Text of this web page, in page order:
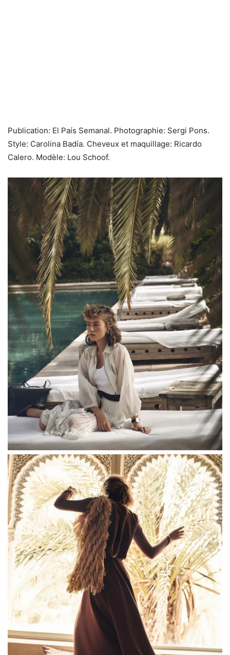
Publication: El País Semanal. Photographie: Sergi Pons.
Style: Carolina Badía. Cheveux et maquillage: Ricardo
Calero. Modèle: Lou Schoof.